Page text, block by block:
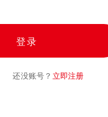
登录
还没账号？ 立即注册